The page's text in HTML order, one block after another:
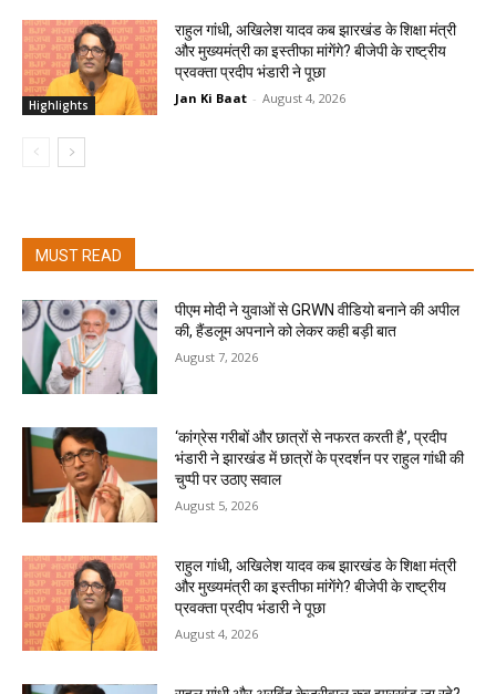
Highlights
राहुल गांधी, अखिलेश यादव कब झारखंड के शिक्षा मंत्री
और मुख्यमंत्री का इस्तीफा मांगेंगे? बीजेपी के राष्ट्रीय
प्रवक्ता प्रदीप भंडारी ने पूछा
Jan Ki Baat - August 4, 2026
MUST READ
पीएम मोदी ने युवाओं से GRWN वीडियो बनाने की अपील
की, हैंडलूम अपनाने को लेकर कही बड़ी बात
August 7, 2026
‘कांग्रेस गरीबों और छात्रों से नफरत करती है’, प्रदीप
भंडारी ने झारखंड में छात्रों के प्रदर्शन पर राहुल गांधी की
चुप्पी पर उठाए सवाल
August 5, 2026
राहुल गांधी, अखिलेश यादव कब झारखंड के शिक्षा मंत्री
और मुख्यमंत्री का इस्तीफा मांगेंगे? बीजेपी के राष्ट्रीय
प्रवक्ता प्रदीप भंडारी ने पूछा
August 4, 2026